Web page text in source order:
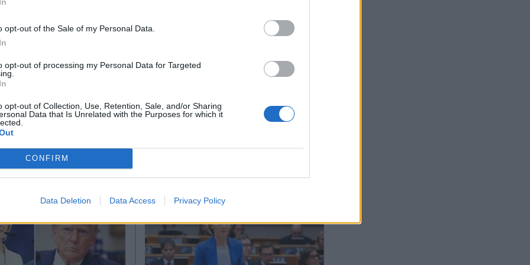
opt-out of the Sale of my Personal Data.
opt-out of processing my Personal Data for Targeted
opt-out of Collection, Use, Retention, Sale, and/or Sharing
Data that Is Unrelated with the Purposes for which it
CONFIRM
Data Deletion Data Access Privacy Policy
μας στο
Ακολουθήστε μας στο
twitter
Αποδέχομαι τουςόρους χρήσης